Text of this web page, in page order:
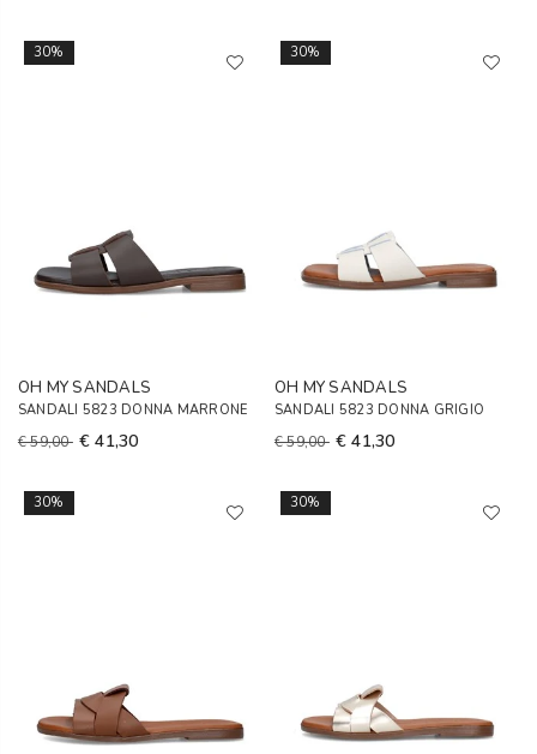
30%
OH MY SANDALS
SANDALI 5823 DONNA MARRONE
€ 59,00 € 41,30
30%
OH MY SANDALS
SANDALI 5823 DONNA GRIGIO
€ 59,00 € 41,30
30% 30%